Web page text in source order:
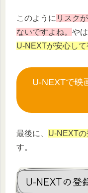
このように リスク
ないですよね。 やは
U-NEXTが安心して
U-NEXTで映
最後に、 U-NEXT
す。
U-NEXTの登